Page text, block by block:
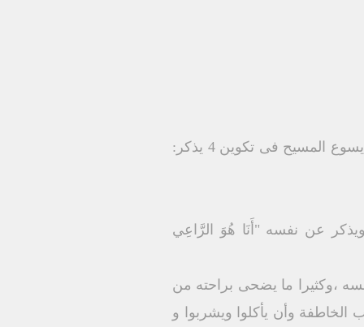
* هابيل: اسم سامی معناه نسمة أو بخار او نفخة أو بطل ، كل هذه العلامات تدل على شخص يسوع المسيح فى تكوين 4 يذكر:
ويذكر عن نفسه "أَنَا هُوَ الرَّاعِي
،وكثيرا ما يضحى براحته من
الخاطفة وأن يأكلوا ويشربوا و